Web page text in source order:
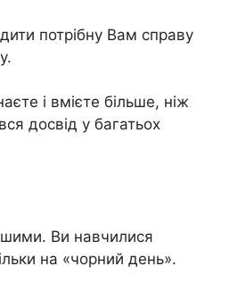
потрібну Вам справу
і вмієте більше, ніж
досвід у багатьох
Ви навчилися
на «чорний день».